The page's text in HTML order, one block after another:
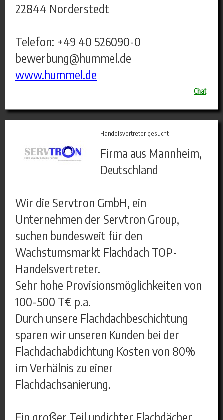
22844 Norderstedt
Telefon: +49 40 526090-0
bewerbung@hummel.de
www.hummel.de
Chat
Handelsvertreter gesucht
Firma aus Mannheim,
Deutschland
Wir die Servtron GmbH, ein
Unternehmen der Servtron Group,
suchen bundesweit für den
Wachstumsmarkt Flachdach TOP-
Handelsvertreter.
Sehr hohe Provisionsmöglichkeiten von
100-500 T€ p.a.
Durch unsere Flachdachbeschichtung
sparen wir unseren Kunden bei der
Flachdachabdichtung Kosten von 80%
im Verhälnis zu einer
Flachdachsanierung.
Ein großer Teil undichter Flachdächer